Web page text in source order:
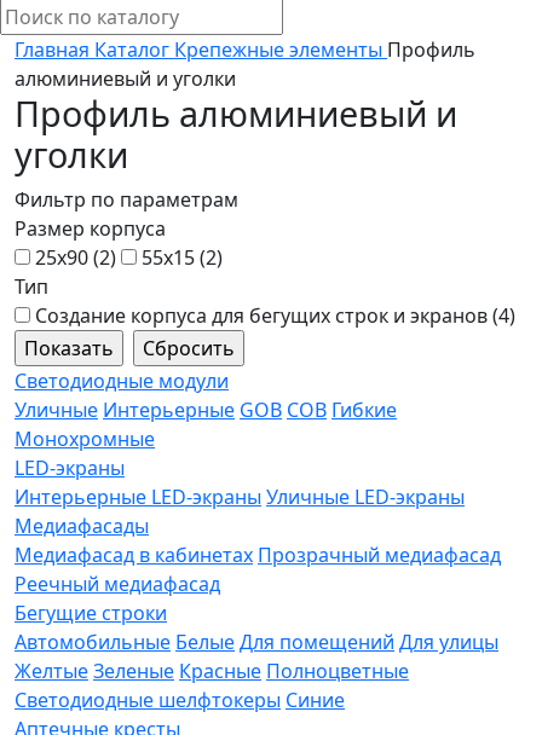
Главная Каталог Крепежные элементы Профиль
алюминиевый и уголки
Профиль алюминиевый и
уголки
Фильтр по параметрам
Размер корпуса
25x90 (2) 55x15 (2)
Тип
Создание корпуса для бегущих строк и экранов (4)
Светодиодные модули
Уличные Интерьерные GOB COB Гибкие
Монохромные
LED-экраны
Интерьерные LED-экраны Уличные LED-экраны
Медиафасады
Медиафасад в кабинетах Прозрачный медиафасад
Реечный медиафасад
Бегущие строки
Автомобильные БелыеДля помещений Для улицы
ЖелтыеЗеленые Красные Полноцветные
Светодиодные шелфтокеры Синие
Аптечные кресты